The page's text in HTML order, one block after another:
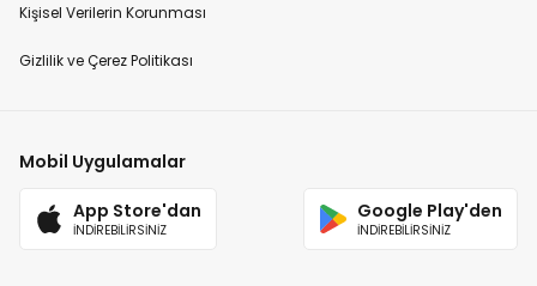
Kişisel Verilerin Korunması
Gizlilik ve Çerez Politikası
Mobil Uygulamalar
App Store'dan
İNDİREBİLİRSİNİZ
Google Play'den
İNDİREBİLİRSİNİZ